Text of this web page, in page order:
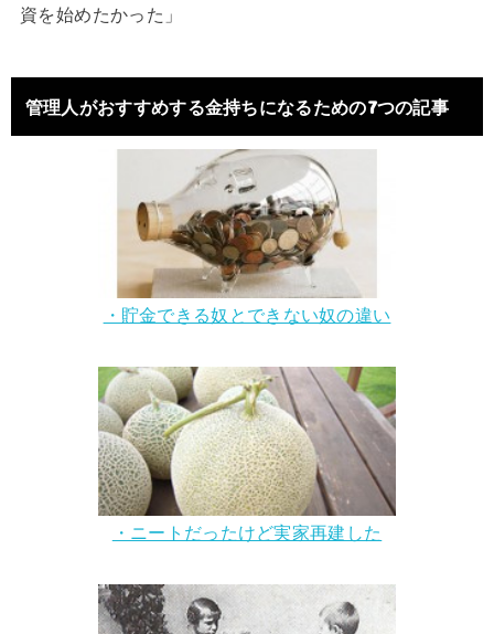
資を始めたかった」
管理人がおすすめする金持ちになるための7つの記事
・貯金できる奴とできない奴の違い
・ニートだったけど実家再建した